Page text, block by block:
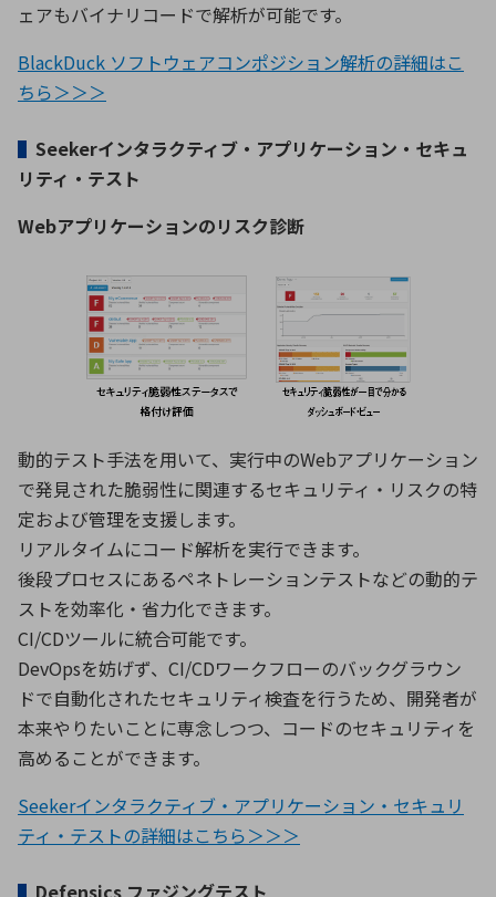
ェアもバイナリコードで解析が可能です。
BlackDuck ソフトウェアコンポジション解析の詳細はこ
ちら＞＞＞
▌ Seekerインタラクティブ・アプリケーション・セキュ
リティ・テスト
Webアプリケーションのリスク診断
動的テスト手法を用いて、実行中のWebアプリケーション
で発見された脆弱性に関連するセキュリティ・リスクの特
定および管理を支援します。
リアルタイムにコード解析を実行できます。
後段プロセスにあるペネトレーションテストなどの動的テ
ストを効率化・省力化できます。
CI/CDツールに統合可能です。
DevOpsを妨げず、CI/CDワークフローのバックグラウン
ドで自動化されたセキュリティ検査を行うため、開発者が
本来やりたいことに専念しつつ、コードのセキュリティを
高めることができます。
Seekerインタラクティブ・アプリケーション・セキュリ
ティ・テストの詳細はこちら＞＞＞